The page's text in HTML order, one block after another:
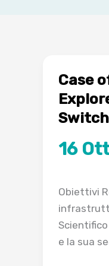
Case
16
Obiettivi
Scientifico
e la sua